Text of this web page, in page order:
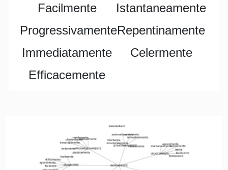
Facilmente
Istantaneamente
ProgressivamenteRepentinamente
Immediatamente
Celermente
Efficacemente